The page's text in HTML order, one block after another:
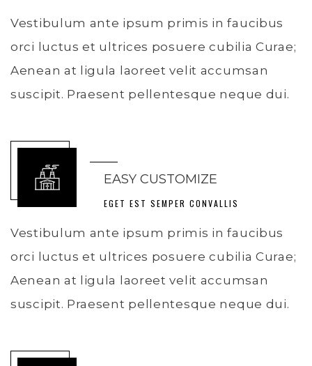
Vestibulum ante ipsum primis in faucibus
orci luctus et ultrices posuere cubilia Curae;
Aenean at ligula laoreet velit accumsan
suscipit. Praesent pellentesque neque dui.
EASY CUSTOMIZE
EGET EST SEMPER CONVALLIS
Vestibulum ante ipsum primis in faucibus
orci luctus et ultrices posuere cubilia Curae;
Aenean at ligula laoreet velit accumsan
suscipit. Praesent pellentesque neque dui.